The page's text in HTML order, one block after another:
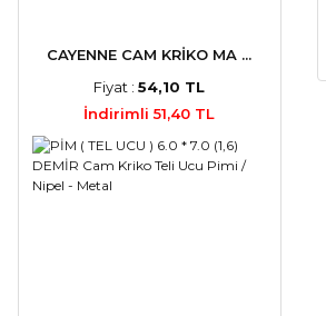
CAYENNE CAM KRİKO MA ...
Fiyat :54,10 TL
İndirimli 51,40 TL